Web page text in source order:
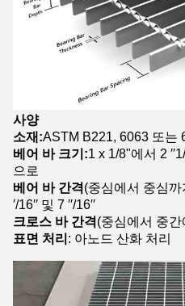
사양
소재:ASTM B221, 6063 또는
베어 바 크기:1 x 1/8"에서 2
으로
베어 바 간격(중심에서 중심까지
′/16′′ 및 7 ′′/16′′
크로스 바 간격(중심에서 중
표면 처리 : 아노드 산화 처리